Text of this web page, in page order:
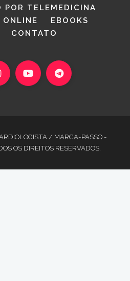
POR TELEMEDICINA
ONLINE
EBOOKS
CONTATO
/ MARCA-PASSO -
OS DIREITOS RESERVADOS.